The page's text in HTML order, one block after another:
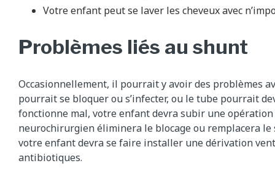
Votre enfant peut se laver les cheveux avec
Problèmes liés au shunt
Occasionnellement, il pourrait y avoir des problèmes
pourrait se bloquer ou s’infecter, ou le tube pourrait
fonctionne mal, votre enfant devra subir une
neurochirurgien éliminera le blocage ou remplacera
votre enfant devra se faire installer une dérivation
antibiotiques.